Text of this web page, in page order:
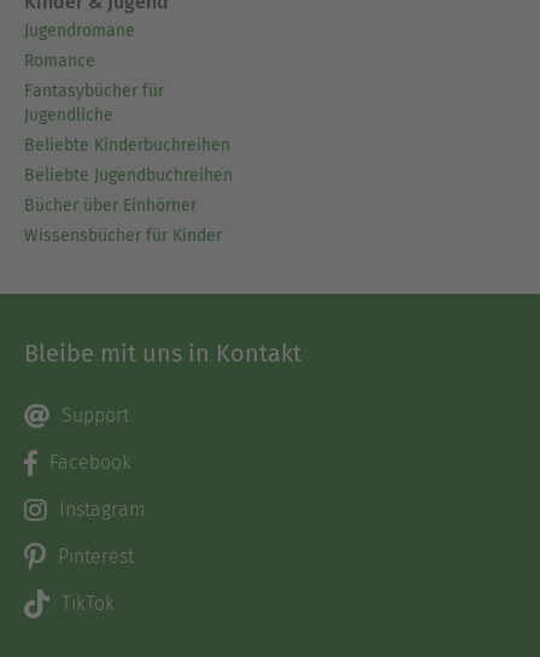
Jugendromane
Romance
Fantasybücher für
Jugendliche
Beliebte Kinderbuchreihen
Beliebte Jugendbuchreihen
Bücher über Einhörner
Wissensbücher für Kinder
Bleibe mit uns in Kontakt
Support
Facebook
Instagram
Pinterest
TikTok